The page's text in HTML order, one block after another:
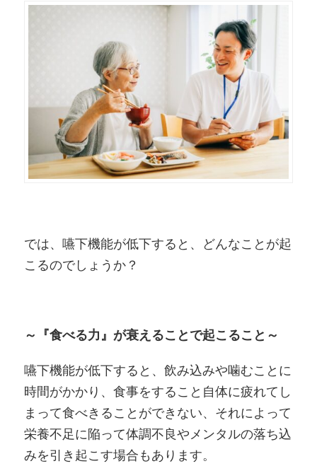
では、嚥下機能が低下すると、どんなことが起
こるのでしょうか？
～『食べる力』が衰えることで起こること～
嚥下機能が低下すると、飲み込みや噛むことに
時間がかかり、食事をすること自体に疲れてし
まって食べきることができない、それによって
栄養不足に陥って体調不良やメンタルの落ち込
みを引き起こす場合もあります。